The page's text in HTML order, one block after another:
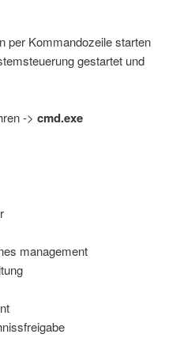
per Kommandozeile starten
gestartet und
-> cmd.exe
management